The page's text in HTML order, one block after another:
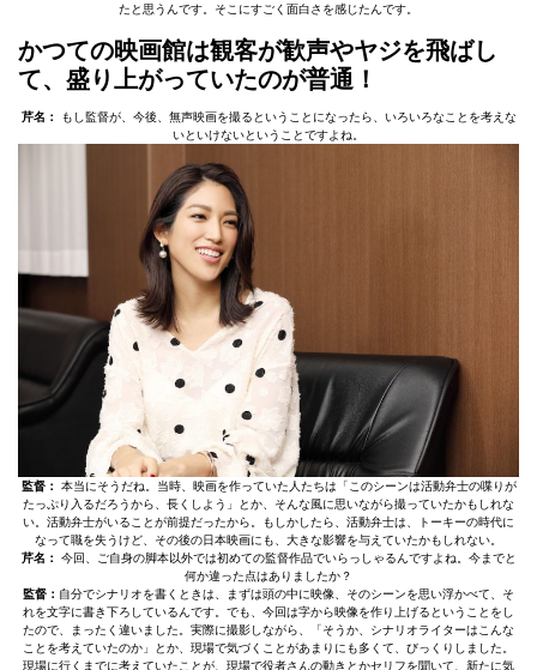
たと思うんです。そこにすごく面白さを感じたんです。
かつての映画館は観客が歓声やヤジを飛ばし
て、盛り上がっていたのが普通！
芹名：
もし監督が、今後、無声映画を撮るということになったら、いろいろなことを考えな
いといけないということですよね。
監督：
本当にそうだね。当時、映画を作っていた人たちは「このシーンは活動弁士の喋りが
たっぷり入るだろうから、長くしよう」とか、そんな風に思いながら撮っていたかもしれな
い。活動弁士がいることが前提だったから。もしかしたら、活動弁士は、トーキーの時代に
なって職を失うけど、その後の日本映画にも、大きな影響を与えていたかもしれない。
芹名：
今回、ご自身の脚本以外では初めての監督作品でいらっしゃるんですよね。今までと
何か違った点はありましたか？
監督： 自分でシナリオを書くときは、まずは頭の中に映像、そのシーンを思い浮かべて、そ
れを文字に書き下ろしているんです。でも、今回は字から映像を作り上げるということをし
たので、まったく違いました。実際に撮影しながら、「そうか、シナリオライターはこんな
ことを考えていたのか」とか、現場で気づくことがあまりにも多くて、びっくりしました。
現場に行くまでに考えていたことが、現場で役者さんの動きとかセリフを聞いて、新たに気